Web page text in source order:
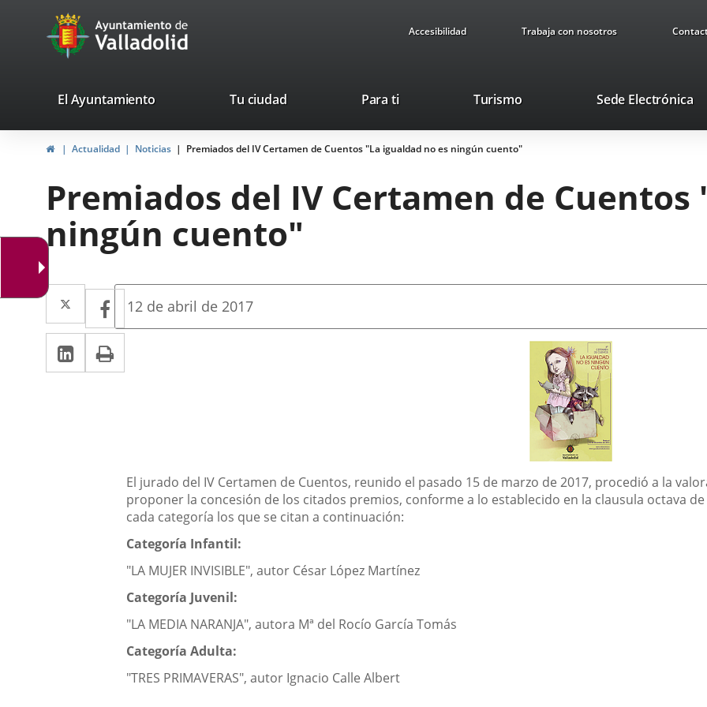
Portal
Web
Ayuntamiento
de
Accesibilidad Trabaja con nosotros
valladolid.es
El Ayuntamiento Tu ciudad Para ti TurismoEste
se
abrirá
una
ventana
Sede Electrónica
InicioActualidad Noticias Premiados del IV Certamen de Cuentos "La igualdad no es ningún cuento"
Premiados del IV Certamen de
ningún cuento"
Twitter
Enlace
a
una
aplicación
Facebook
Enlace
a
una
LinkedIn
Enlace
a
Fecha
la
12 de abril de 2017
Descripción
El jurado del IV Certamen de Cuentos, reunido el pasado 15 de marzo de 2017, procedió a la
proponer la concesión de los citados premios, conforme a lo establecido en la clausula octava
cada categoría los que se citan a continuación:
Categoría Infantil:
"LA MUJER INVISIBLE", autor César López Martínez
Categoría Juvenil:
"LA MEDIA NARANJA", autora Mª del Rocío García Tomás
Categoría Adulta:
"TRES PRIMAVERAS", autor Ignacio Calle Albert